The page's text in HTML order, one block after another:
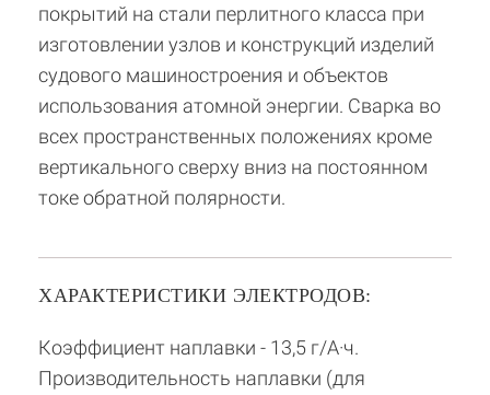
покрытий на стали перлитного класса при
изготовлении узлов и конструкций изделий
судового машиностроения и объектов
использования атомной энергии. Сварка во
всех пространственных положениях кроме
вертикального сверху вниз на постоянном
токе обратной полярности.
ХАРАКТЕРИСТИКИ ЭЛЕКТРОДОВ:
Коэффициент наплавки - 13,5 г/А·ч.
Производительность наплавки (для